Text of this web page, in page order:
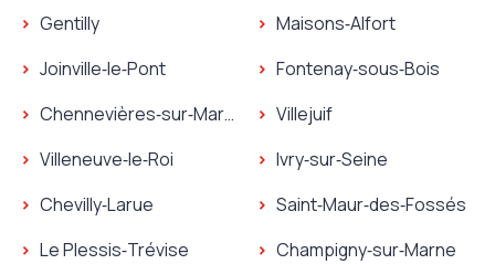
Plombier Boissy‑Saint‑Léger
Gentilly
Plombier Gentilly
Joinville‑le‑Pont
Plombier Joinville‑le‑Pont
Chennevières‑sur‑Marne
Plombier Chennevières‑sur‑Marne
Villeneuve‑le‑Roi
Plombier Villeneuve‑le‑Roi
Chevilly‑Larue
Plombier Chevilly‑Larue
Le Plessis‑Trévise
Plombier Vincennes
Maisons‑Alfort
Plombier Maisons‑Alfort
Fontenay‑sous‑Bois
Plombier
Villejuif
Plombier Villejuif
Ivry‑sur‑Seine
Plombier Ivry‑sur‑Seine
Saint‑Maur‑des‑Fossés
Plombier
Champigny‑sur‑Marne